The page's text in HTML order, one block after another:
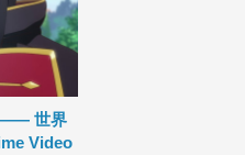
―― 世界
Video